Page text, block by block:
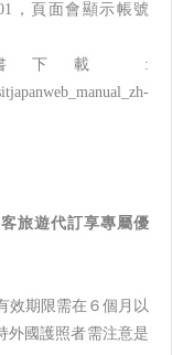
，頁面會顯示帳號
下載 :
旅遊代訂享專屬優
效期限需在６個月以
外國護照者需注意是